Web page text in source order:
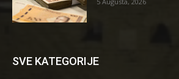
SVE KATEGORIJE